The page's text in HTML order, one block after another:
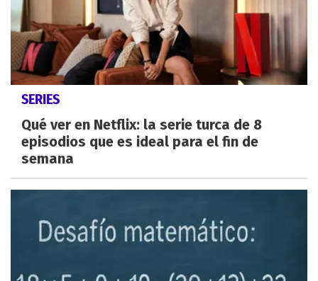
SERIES
Qué ver en Netflix: la serie turca de 8
episodios que es ideal para el fin de
semana